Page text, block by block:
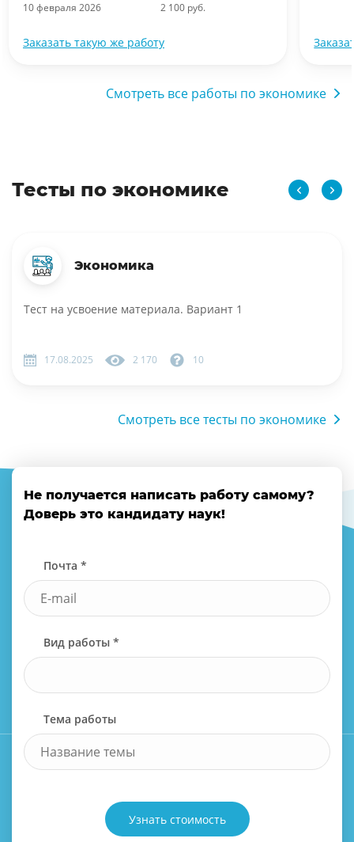
10 февраля 2026 2 100 руб.
Заказать такую же работу
Смотреть все работы по экономике
Тесты по экономике
Экономика
Тест на усвоение материала. Вариант 1
17.08.2025 2 170 10
Смотреть все тесты по экономике
Не получается написать работу самому?
Доверь это кандидату наук!
Почта *
Вид работы *
Тема работы
Узнать стоимость